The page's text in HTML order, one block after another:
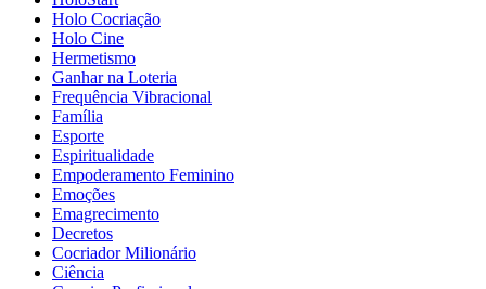
Holo Cocriação
Holo Cine
Hermetismo
Ganhar na Loteria
Frequência Vibracional
Família
Esporte
Espiritualidade
Empoderamento Feminino
Emoções
Emagrecimento
Decretos
Cocriador Milionário
Ciência